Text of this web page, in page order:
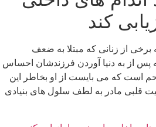
کند
برخی از زنانی که مبتلا به ضعف
پس از به دنیا آوردن فرزندشان احساس
است که می بایست از او بخاطر این
قلبی مادر به لطف سلول های بنیادی